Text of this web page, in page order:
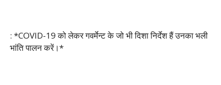
: *COVID-19 को लेकर गवर्मेन्ट के जो भी दिशा निर्देश हैं उनका भली
भांति पालन करें।*